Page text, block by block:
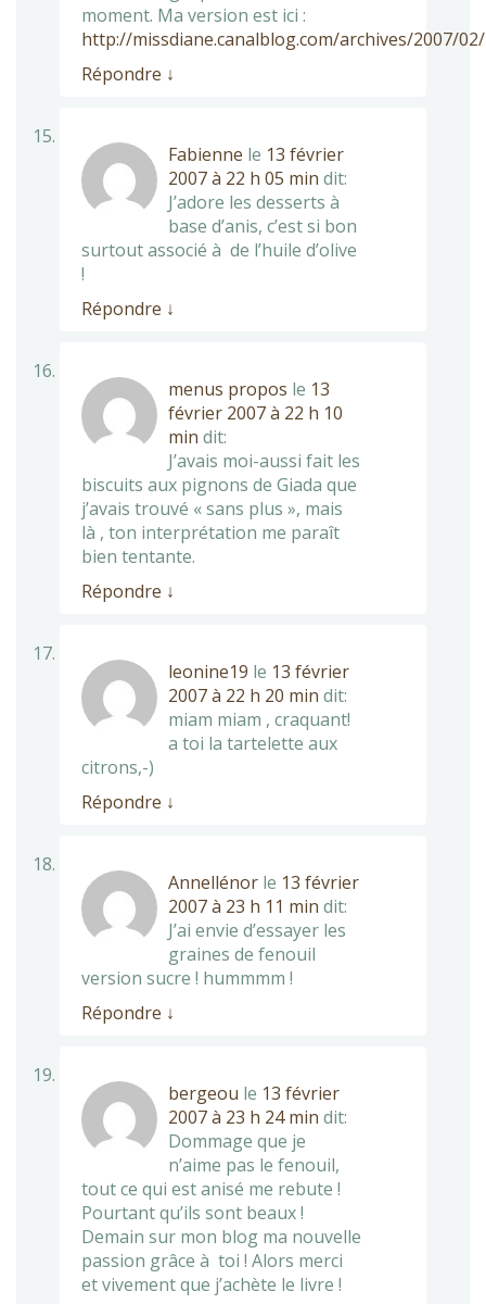
moment. Ma version est ici :
http://missdiane.canalblog.com/archives/2007/
Répondre ↓
Fabienne le 13 février
2007 à 22 h 05 min dit:
J’adore les desserts à
base d’anis, c’est si bon
surtout associé à de l’huile d’olive
!
Répondre ↓
menus propos le 13
février 2007 à 22 h 10
min dit:
J’avais moi-aussi fait les
biscuits aux pignons de Giada que
j’avais trouvé « sans plus », mais
là , ton interprétation me paraît
bien tentante.
Répondre ↓
leonine19 le 13 février
2007 à 22 h 20 min dit:
miam miam , craquant!
a toi la tartelette aux
citrons,-)
Répondre ↓
Annellénor le 13 février
2007 à 23 h 11 min dit:
J’ai envie d’essayer les
graines de fenouil
version sucre ! hummmm !
Répondre ↓
bergeou le 13 février
2007 à 23 h 24 min dit:
Dommage que je
n’aime pas le fenouil,
tout ce qui est anisé me rebute !
Pourtant qu’ils sont beaux !
Demain sur mon blog ma nouvelle
passion grâce à toi ! Alors merci
et vivement que j’achète le livre !